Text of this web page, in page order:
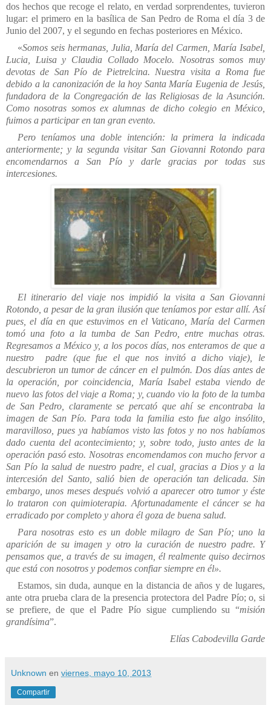
dos hechos que recoge el relato, en verdad sorprendentes, tuvieron
lugar: el primero en la basílica de San Pedro de Roma el día 3 de
Junio del 2007, y el segundo en fechas posteriores en México.
«Somos seis hermanas, Julia, María del Carmen, María Isabel,
Lucia, Luisa y Claudia Collado Mocelo. Nosotras somos muy
devotas de San Pío de Pietrelcina. Nuestra visita a Roma fue
debido a la canonización de la hoy Santa María Eugenia de Jesús,
fundadora de la Congregación de las Religiosas de la Asunción.
Como nosotras somos ex alumnas de dicho colegio en México,
fuimos a participar en tan gran evento.
Pero teníamos una doble intención: la primera la indicada
anteriormente; y la segunda visitar San Giovanni Rotondo para
encomendarnos a San Pío y darle gracias por todas sus
intercesiones.
El itinerario del viaje nos impidió la visita a San Giovanni
Rotondo, a pesar de la gran ilusión que teníamos por estar allí. Así
pues, el día en que estuvimos en el Vaticano, María del Carmen
tomó una foto a la tumba de San Pedro, entre muchas otras.
Regresamos a México y, a los pocos días, nos enteramos de que a
nuestro padre (que fue el que nos invitó a dicho viaje), le
descubrieron un tumor de cáncer en el pulmón. Dos días antes de
la operación, por coincidencia, María Isabel estaba viendo de
nuevo las fotos del viaje a Roma; y, cuando vio la foto de la tumba
de San Pedro, claramente se percató que ahí se encontraba la
imagen de San Pío. Para toda la familia esto fue algo insólito,
maravilloso, pues ya habíamos visto las fotos y no nos habíamos
dado cuenta del acontecimiento; y, sobre todo, justo antes de la
operación pasó esto. Nosotras encomendamos con mucho fervor a
San Pío la salud de nuestro padre, el cual, gracias a Dios y a la
intercesión del Santo, salió bien de operación tan delicada. Sin
embargo, unos meses después volvió a aparecer otro tumor y éste
lo trataron con quimioterapia. Afortunadamente el cáncer se ha
erradicado por completo y ahora él goza de buena salud.
Para nosotras esto es un doble milagro de San Pío; uno la
aparición de su imagen y otro la curación de nuestro padre. Y
pensamos que, a través de su imagen, él realmente quiso decirnos
que está con nosotros y podemos confiar siempre en él».
Estamos, sin duda, aunque en la distancia de años y de lugares,
ante otra prueba clara de la presencia protectora del Padre Pío; o, si
se prefiere, de que el Padre Pío sigue cumpliendo su “misión
grandísima”.
Elías Cabodevilla Garde
Unknown en viernes, mayo 10, 2013
Compartir